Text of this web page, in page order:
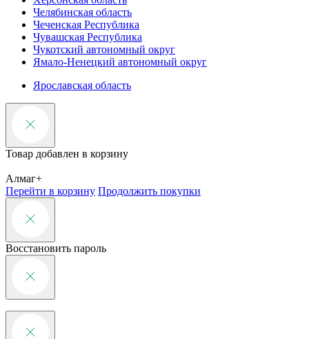
Челябинская область
Чеченская Республика
Чувашская Республика
Чукотский автономный округ
Ямало-Ненецкий автономный округ
Ярославская область
Товар добавлен в корзину
Алмаг+
Перейти в корзину Продолжить покупки
Восстановить пароль